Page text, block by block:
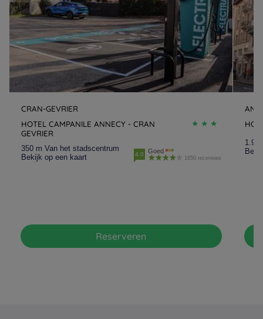
CRAN-GEVRIER
HOTEL CAMPANILE ANNECY - CRAN
GEVRIER
350 m Van het stadscentrum
Bekijk op een kaart
4.0 Goed
1650 recensies
Reserveren
1.9